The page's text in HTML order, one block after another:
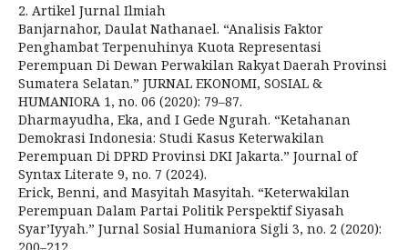
2. Artikel Jurnal Ilmiah
Banjarnahor, Daulat Nathanael. “Analisis Faktor
Penghambat Terpenuhinya Kuota Representasi
Perempuan Di Dewan Perwakilan Rakyat Daerah Provinsi
Sumatera Selatan.” JURNAL EKONOMI, SOSIAL &
HUMANIORA 1, no. 06 (2020): 79–87.
Dharmayudha, Eka, and I Gede Ngurah. “Ketahanan
Demokrasi Indonesia: Studi Kasus Keterwakilan
Perempuan Di DPRD Provinsi DKI Jakarta.” Journal of
Syntax Literate 9, no. 7 (2024).
Erick, Benni, and Masyitah Masyitah. “Keterwakilan
Perempuan Dalam Partai Politik Perspektif Siyasah
Syar’Iyyah.” Jurnal Sosial Humaniora Sigli 3, no. 2 (2020):